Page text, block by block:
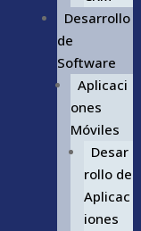
Desarrollo
de
Software
Aplicaci
ones
Móviles
Desar
rollo de
Aplicac
iones